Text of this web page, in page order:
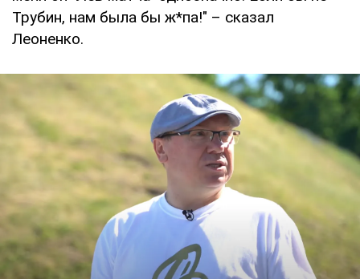
Трубин, нам была бы ж*па!" – сказал
Леоненко.